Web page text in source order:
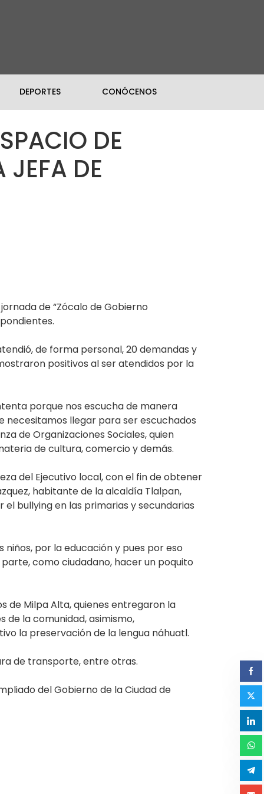
DEPORTES CONÓCENOS
DE
JEFA DE
de “Zócalo de Gobierno
de forma personal, 20 demandas y
positivos al ser atendidos por la
porque nos escucha de manera
necesitamos llegar para ser escuchados
de Organizaciones Sociales, quien
de cultura, comercio y demás.
del Ejecutivo local, con el fin de obtener
habitante de la alcaldía Tlalpan,
bullying en las primarias y secundarias
por la educación y pues por eso
como ciudadano, hacer un poquito
de Milpa Alta, quienes entregaron la
la comunidad, asimismo,
la preservación de la lengua náhuatl.
de transporte, entre otras.
del Gobierno de la Ciudad de